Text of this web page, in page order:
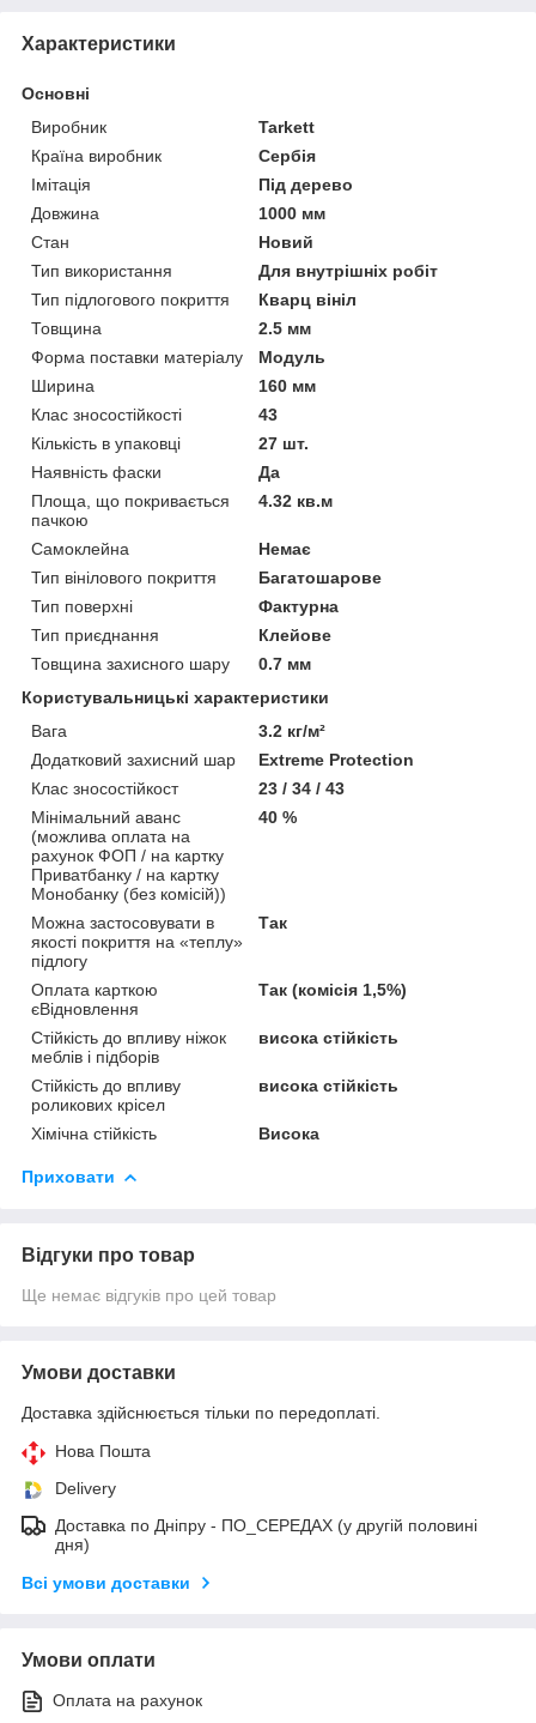
Характеристики
Основні
Виробник
Tarkett
Країна виробник
Сербія
Імітація
Під дерево
Довжина
1000 мм
Стан
Новий
Тип використання
Для внутрішніх робіт
Тип підлогового покриття
Кварц вініл
Товщина
2.5 мм
Форма поставки матеріалу
Модуль
Ширина
160 мм
Клас зносостійкості
43
Кількість в упаковці
27 шт.
Наявність фаски
Да
Площа, що покривається
пачкою
4.32 кв.м
Самоклейна
Немає
Тип вінілового покриття
Багатошарове
Тип поверхні
Фактурна
Тип приєднання
Клейове
Товщина захисного шару
0.7 мм
Користувальницькі характеристики
Вага
3.2 кг/м²
Додатковий захисний шар
Extreme Protection
Клас зносостійкост
23 / 34 / 43
Мінімальний аванс
(можлива оплата на
рахунок ФОП / на картку
Приватбанку / на картку
Монобанку (без комісій))
40 %
Можна застосовувати в
якості покриття на «теплу»
підлогу
Так
Оплата карткою
єВідновлення
Так (комісія 1,5%)
Стійкість до впливу ніжок
меблів і підборів
висока стійкість
Стійкість до впливу
роликових крісел
висока стійкість
Хімічна стійкість Висока
Приховати
Відгуки про товар
Ще немає відгуків про цей товар
Умови доставки
Доставка здійснюється тільки по передоплаті.
Нова Пошта
Delivery
Дocтaвкa по Дніпру - ПО_СЕРЕДАХ (у другій половині
дня)
Всі умови доставки
Умови оплати
Оплата на рахунок